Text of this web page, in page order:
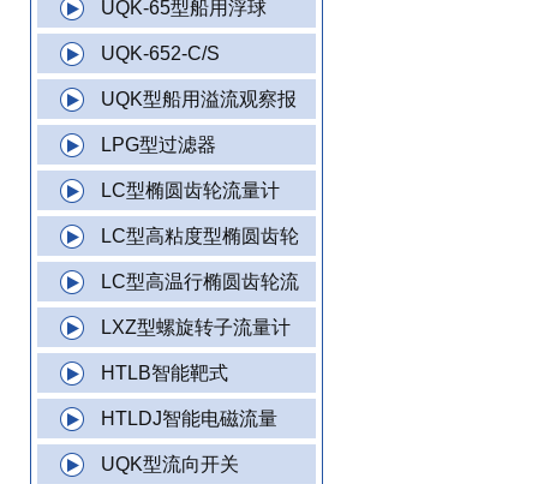
UQK-65型船用浮球
UQK-652-C/S
UQK型船用溢流观察报
LPG型过滤器
LC型椭圆齿轮流量计
LC型高粘度型椭圆齿轮
LC型高温行椭圆齿轮流
LXZ型螺旋转子流量计
HTLB智能靶式
HTLDJ智能电磁流量
UQK型流向开关